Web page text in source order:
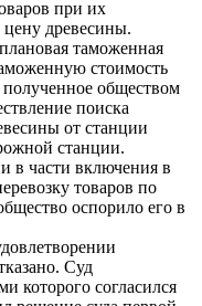
при их
цену древесины.
таможенная
стоимость
полученное обществом
поиска
от станции
станции.
в части включения в
товаров по
оспорило его в
Суд
которого согласился